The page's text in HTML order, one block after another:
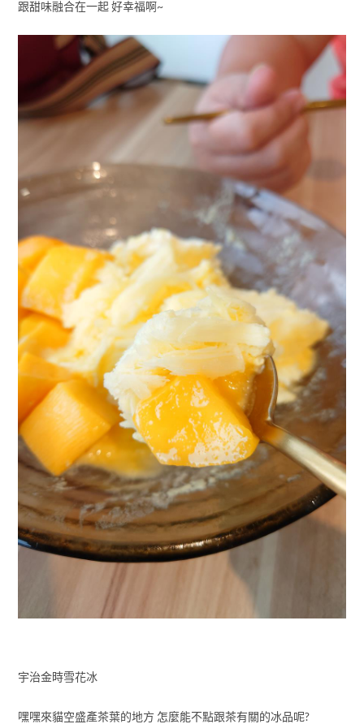
跟甜味融合在一起 好幸福啊~
宇治金時雪花冰
嘿嘿來貓空盛產茶葉的地方 怎麼能不點跟茶有關的冰品呢?